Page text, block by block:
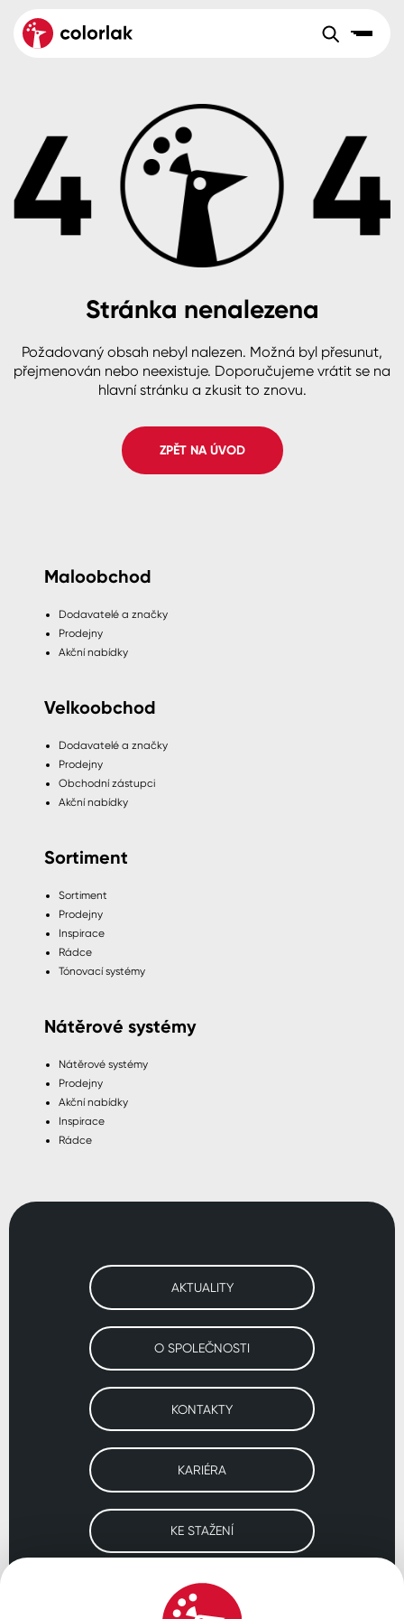
Velkoobchod Sortiment
Aktuality
Reference
O společnosti
B2B +420 800 145 555Po – Pá: 8:00–15:00
Česko
Slovensko Polsko Worldwide
Dřevo
Beton, asfalt, minerální podklady
Plast, sklo, keramika
Stěny
Fasády
Spreje
Colorlak Dekor
Colorlak Profi
Colorlak Pta
Stránka nenalezena
Požadovaný obsah nebyl nalezen. Možná byl přesunut,
přejmenován nebo neexistuje. Doporučujeme vrátit se na
hlavní stránku a zkusit to znovu.
ZPĚT NA ÚVOD
Maloobchod
Dodavatelé a značky
Prodejny
Akční nabídky
Velkoobchod
Dodavatelé a značky
Prodejny
Obchodní zástupci
Akční nabídky
Sortiment
Sortiment
Prodejny
Inspirace
Rádce
Tónovací systémy
Nátěrové systémy
Nátěrové systémy
Prodejny
Akční nabídky
Inspirace
Rádce
AKTUALITY
O SPOLEČNOSTI
KONTAKTY
KARIÉRA
KE STAŽENÍ
Navštivte naše pobočky